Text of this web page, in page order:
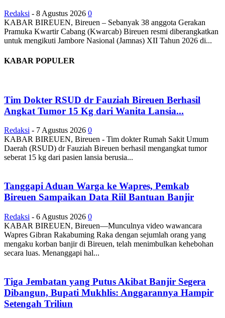
Redaksi - 8 Agustus 2026 0
KABAR BIREUEN, Bireuen – Sebanyak 38 anggota Gerakan
Pramuka Kwartir Cabang (Kwarcab) Bireuen resmi diberangkatkan
untuk mengikuti Jambore Nasional (Jamnas) XII Tahun 2026 di...
KABAR POPULER
Tim Dokter RSUD dr Fauziah Bireuen Berhasil
Angkat Tumor 15 Kg dari Wanita Lansia...
Redaksi - 7 Agustus 2026 0
KABAR BIREUEN, Bireuen - Tim dokter Rumah Sakit Umum
Daerah (RSUD) dr Fauziah Bireuen berhasil mengangkat tumor
seberat 15 kg dari pasien lansia berusia...
Tanggapi Aduan Warga ke Wapres, Pemkab
Bireuen Sampaikan Data Riil Bantuan Banjir
Redaksi - 6 Agustus 2026 0
KABAR BIREUEN, Bireuen—Munculnya video wawancara
Wapres Gibran Rakabuming Raka dengan sejumlah orang yang
mengaku korban banjir di Bireuen, telah menimbulkan kehebohan
secara luas. Menanggapi hal...
Tiga Jembatan yang Putus Akibat Banjir Segera
Dibangun, Bupati Mukhlis: Anggarannya Hampir
Setengah Triliun